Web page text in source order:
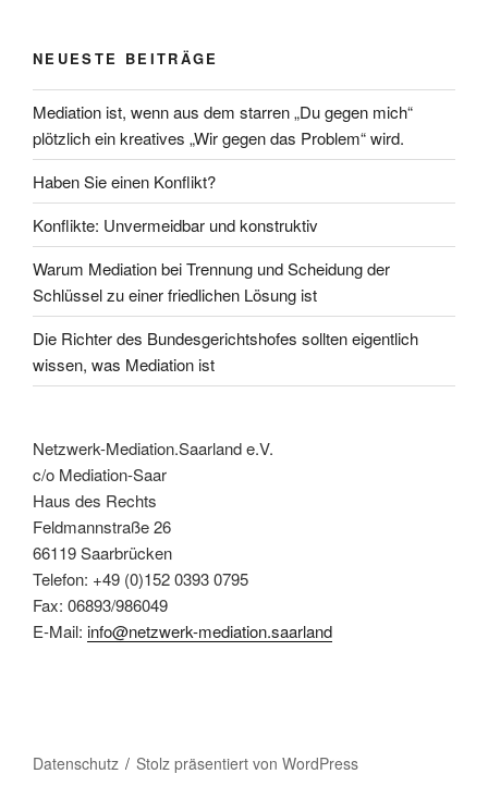
NEUESTE BEITRÄGE
Mediation ist, wenn aus dem starren „Du gegen mich“
plötzlich ein kreatives „Wir gegen das Problem“ wird.
Haben Sie einen Konflikt?
Konflikte: Unvermeidbar und konstruktiv
Warum Mediation bei Trennung und Scheidung der
Schlüssel zu einer friedlichen Lösung ist
Die Richter des Bundesgerichtshofes sollten eigentlich
wissen, was Mediation ist
Netzwerk-Mediation.Saarland e.V.
c/o Mediation-Saar
Haus des Rechts
Feldmannstraße 26
66119 Saarbrücken
Telefon: +49 (0)152 0393 0795
Fax: 06893/986049
E-Mail: info@netzwerk-mediation.saarland
Datenschutz Stolz präsentiert von WordPress